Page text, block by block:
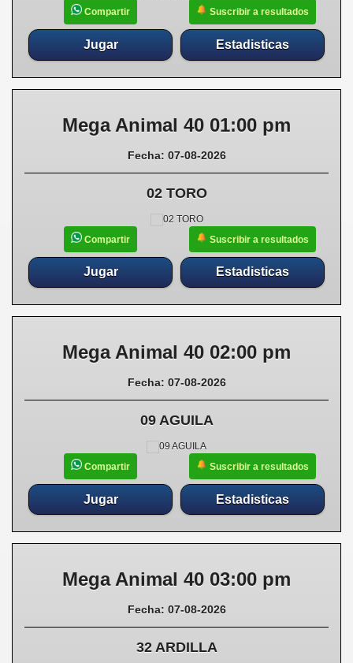
Compartir Suscribir a resultados
Jugar Estadisticas
Mega Animal 40 01:00 pm
Fecha: 07-08-2026
02 TORO
Compartir Suscribir a resultados
Jugar Estadisticas
Mega Animal 40 02:00 pm
Fecha: 07-08-2026
09 AGUILA
Compartir Suscribir a resultados
Jugar Estadisticas
Mega Animal 40 03:00 pm
Fecha: 07-08-2026
32 ARDILLA